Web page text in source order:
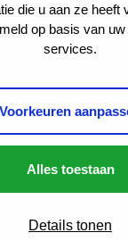
die u aan ze heeft
op basis van
services.
Voorkeuren
Alles toestaan
Details tonen
naar de
meer